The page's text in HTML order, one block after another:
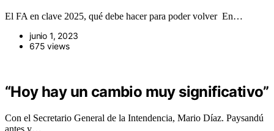
El FA en clave 2025, qué debe hacer para poder volver En…
junio 1, 2023
675 views
“Hoy hay un cambio muy significativo”
Con el Secretario General de la Intendencia, Mario Díaz. Paysandú